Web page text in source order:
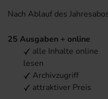
Nach Ablauf des
25 Ausgaben + online
alle Inhalte online
lesen
Archivzugriff
attraktiver Preis